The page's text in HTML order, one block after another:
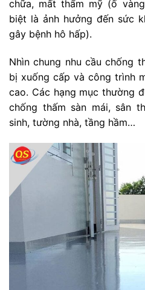
chữa, mất thẩm mỹ (ố
biệt là ảnh hưởng đến sức
gây bệnh hô hấp).
Nhìn chung nhu cầu chống
bị xuống cấp và công trình
cao. Các hạng mục thường
chống thấm sàn mái, sân
sinh, tường nhà, tầng hầm…